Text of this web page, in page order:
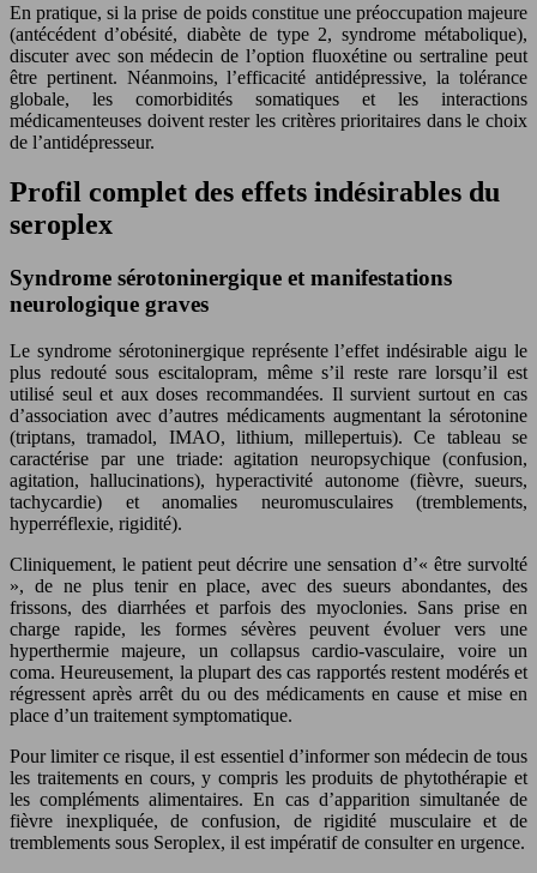
En pratique, si la prise de poids constitue une préoccupation majeure
(antécédent d’obésité, diabète de type 2, syndrome métabolique),
discuter avec son médecin de l’option fluoxétine ou sertraline peut
être pertinent. Néanmoins, l’efficacité antidépressive, la tolérance
globale, les comorbidités somatiques et les interactions
médicamenteuses doivent rester les critères prioritaires dans le choix
de l’antidépresseur.
Profil complet des effets indésirables du
seroplex
Syndrome sérotoninergique et manifestations
neurologique graves
Le syndrome sérotoninergique représente l’effet indésirable aigu le
plus redouté sous escitalopram, même s’il reste rare lorsqu’il est
utilisé seul et aux doses recommandées. Il survient surtout en cas
d’association avec d’autres médicaments augmentant la sérotonine
(triptans, tramadol, IMAO, lithium, millepertuis). Ce tableau se
caractérise par une triade: agitation neuropsychique (confusion,
agitation, hallucinations), hyperactivité autonome (fièvre, sueurs,
tachycardie) et anomalies neuromusculaires (tremblements,
hyperréflexie, rigidité).
Cliniquement, le patient peut décrire une sensation d’« être survolté
», de ne plus tenir en place, avec des sueurs abondantes, des
frissons, des diarrhées et parfois des myoclonies. Sans prise en
charge rapide, les formes sévères peuvent évoluer vers une
hyperthermie majeure, un collapsus cardio‑vasculaire, voire un
coma. Heureusement, la plupart des cas rapportés restent modérés et
régressent après arrêt du ou des médicaments en cause et mise en
place d’un traitement symptomatique.
Pour limiter ce risque, il est essentiel d’informer son médecin de tous
les traitements en cours, y compris les produits de phytothérapie et
les compléments alimentaires. En cas d’apparition simultanée de
fièvre inexpliquée, de confusion, de rigidité musculaire et de
tremblements sous Seroplex, il est impératif de consulter en urgence.